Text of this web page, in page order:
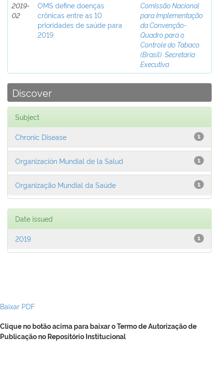
2019-
02
OMS define doenças
crônicas entre as 10
prioridades de saúde para
2019
Comissão Nacional
para Implementação
da Convenção-
Quadro para o
Controle do Tabaco
(Brasil). Secretaria
Executiva
Discover
Subject
1
Chronic Disease
1
Organización Mundial de la Salud
1
Organização Mundial da Saúde
Date issued
1
2019
Baixar PDF
Clique no botão acima para baixar o Termo de Autorização de
Publicação no Repositório Institucional